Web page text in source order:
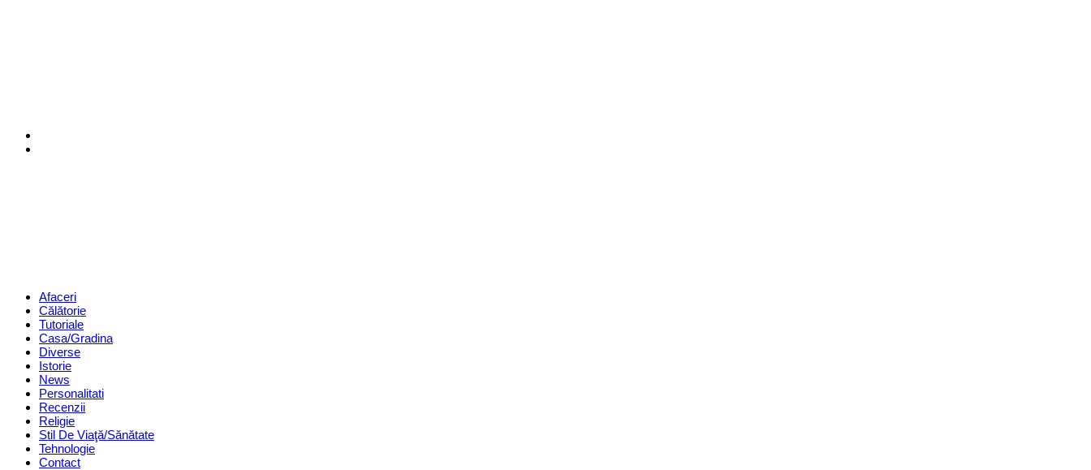
Menu Afaceri
Călătorie
Tutoriale
Casa/Gradina
Diverse
Istorie
News
Personalitati
Recenzii
Religie
Stil De Viaţă/Sănătate
Tehnologie
Contact